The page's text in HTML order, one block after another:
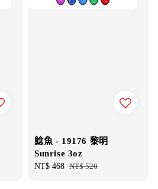
鯰魚 - 19176 黎明
Sunrise 3oz
Sale
NT$ 468 Regular
NT$ 520